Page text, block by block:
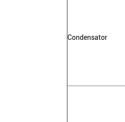
Condensator